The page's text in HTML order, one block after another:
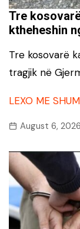
Tre
ktheheshin
Tre kosovarë
tragjik në
LEXO ME
August 6, 2026